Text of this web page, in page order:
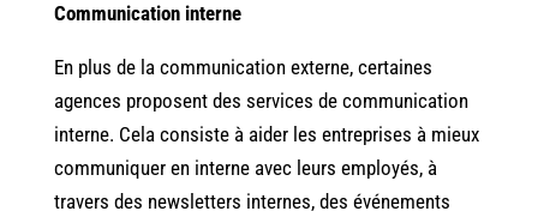
Communication interne
En plus de la communication externe, certaines
agences proposent des services de communication
interne. Cela consiste à aider les entreprises à mieux
communiquer en interne avec leurs employés, à
travers des newsletters internes, des événements